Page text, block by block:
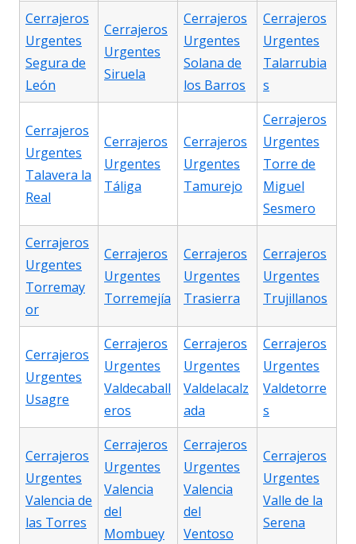
Cerrajeros
Urgentes
Segura de
León
Cerrajeros
Urgentes
Siruela
Cerrajeros
Urgentes
Solana de
los Barros
Cerrajeros
Urgentes
Talarrubia
s
Cerrajeros
Urgentes
Talavera la
Real
Cerrajeros
Urgentes
Táliga
Cerrajeros
Urgentes
Tamurejo
Cerrajeros
Urgentes
Torre de
Miguel
Sesmero
Cerrajeros
Urgentes
Torremay
or
Cerrajeros
Urgentes
Torremejía
Cerrajeros
Urgentes
Trasierra
Cerrajeros
Urgentes
Trujillanos
Cerrajeros
Urgentes
Usagre
Cerrajeros
Urgentes
Valdecaball
eros
Cerrajeros
Urgentes
Valdelacalz
ada
Cerrajeros
Urgentes
Valdetorre
s
Cerrajeros
Urgentes
Valencia de
las Torres
Cerrajeros
Urgentes
Valencia
del
Mombuey
Cerrajeros
Urgentes
Valencia
del
Ventoso
Cerrajeros
Urgentes
Valle de la
Serena